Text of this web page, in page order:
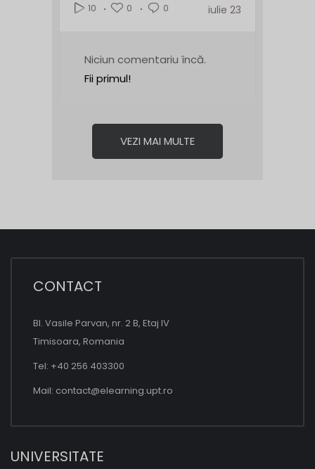
10
0 0 iulie 23
Niciun comentariu încă.
Fii primul!
VEZI MAI MULTE
CONTACT
Bl. Vasile Parvan, nr. 2 B, Etaj IV
Timisoara, Romania
Tel: +40 256 403300
Mail: contact@elearning.upt.ro
UNIVERSITATE